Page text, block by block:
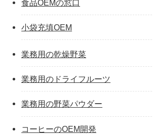
食品OEMの窓口
小袋充填OEM
業務用の乾燥野菜
業務用のドライフルーツ
業務用の野菜パウダー
コーヒーのOEM開発